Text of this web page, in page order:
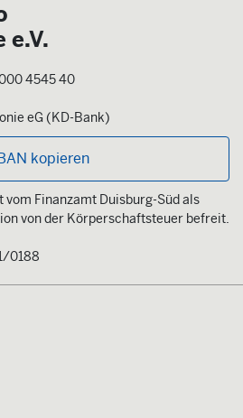
4545 40
eG (KD-Bank)
kopieren
vom Finanzamt Duisburg-Süd als
von der Körperschaftsteuer befreit.
0188